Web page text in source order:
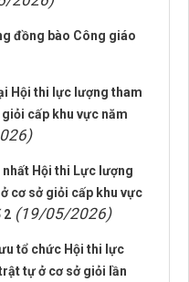
đồng bào Công giáo
Hội thi lực lượng tham
cấp khu vực năm
Hội thi Lực lượng
cơ sở giỏi cấp khu vực
2 (19/05/2026)
tổ chức Hội thi lực
tự ở cơ sở giỏi lần